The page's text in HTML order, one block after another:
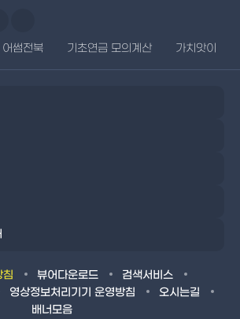
썸전북 기초연금 모의계산 가치앗이
침 뷰어다운로드
검색서비스
영상정보처리기기 운영방침
오시는길
배너모음